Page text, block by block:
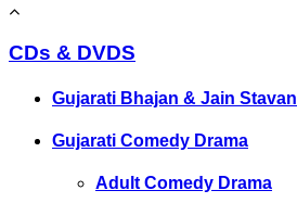
CDs & DVDS
Gujarati Bhajan & Jain Stavan
Gujarati Comedy Drama
Adult Comedy Drama